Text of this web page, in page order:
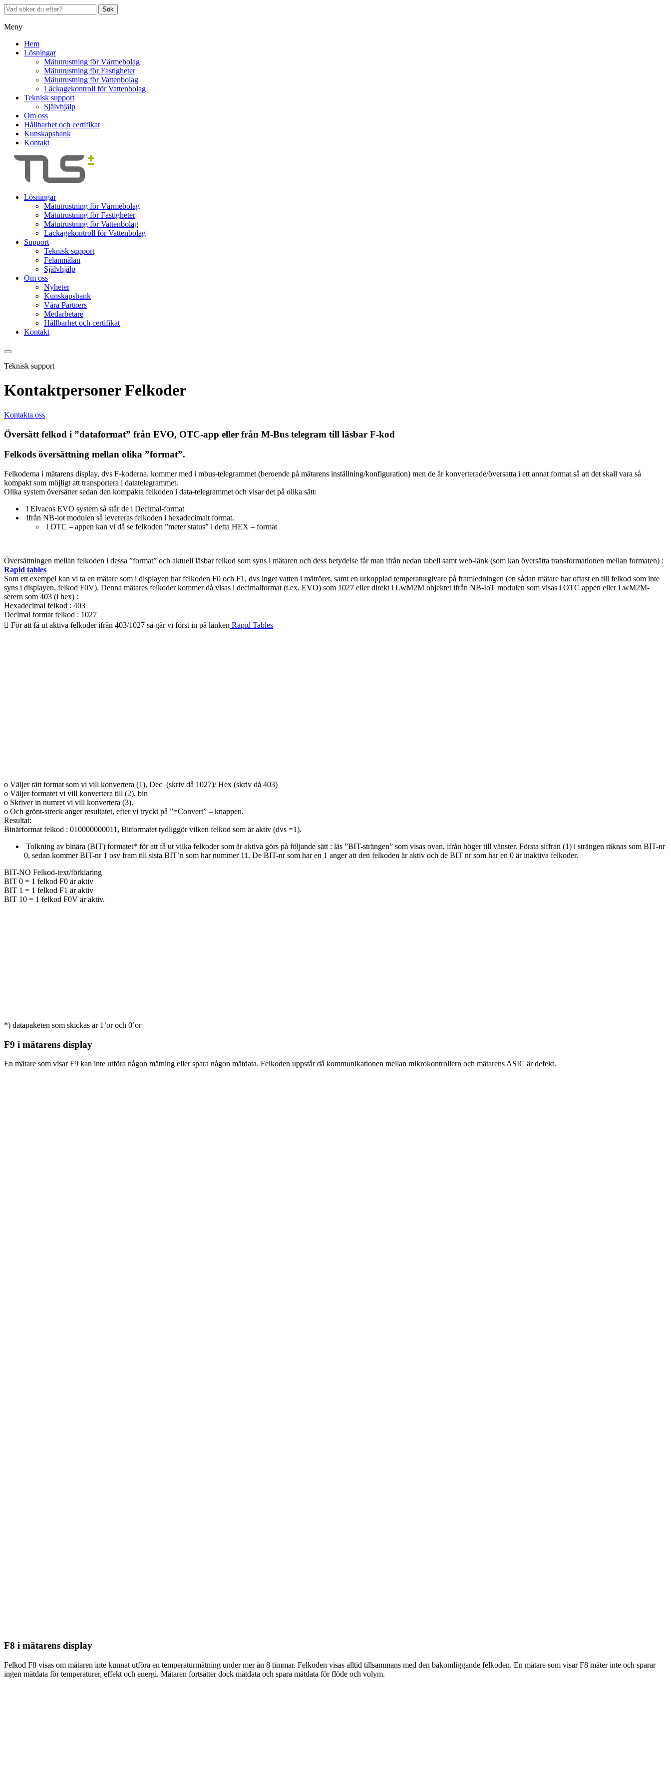
Sök
Meny
Hem
Lösningar
Mätutrustning för Värmebolag
Mätutrustning för Fastigheter
Mätutrustning för Vattenbolag
Läckagekontroll för Vattenbolag
Teknisk support
Självhjälp
Om oss
Hållbarhet och certifikat
Kunskapsbank
Kontakt
Lösningar
Mätutrustning för Värmebolag
Mätutrustning för Fastigheter
Mätutrustning för Vattenbolag
Läckagekontroll för Vattenbolag
Support
Teknisk support
Felanmälan
Självhjälp
Om oss
Nyheter
Kunskapsbank
Våra Partners
Medarbetare
Hållbarhet och certifikat
Kontakt
Teknisk support
Kontaktpersoner Felkoder
Kontakta oss
Översätt felkod i ”dataformat” från EVO, OTC-app eller från M-Bus telegram till läsbar F-kod
Felkods översättning mellan olika ”format”.
Felkoderna i mätarens display, dvs F-koderna, kommer med i mbus-telegrammet (beroende på mätarens inställning/konfiguration) men de är konverterade/översatta i ett annat format så att det skall vara så
kompakt som möjligt att transportera i datatelegrammet.
Olika system översätter sedan den kompakta felkoden i data-telegrammet och visar det på olika sätt:
I Elvacos EVO system så står de i Decimal-format
Ifrån NB-iot modulen så levereras felkoden i hexadecimalt format.
I OTC – appen kan vi då se felkoden ”meter status” i detta HEX – format
Översättningen mellan felkoden i dessa ”format” och aktuell läsbar felkod som syns i mätaren och dess betydelse får man ifrån nedan tabell samt web-länk (som kan översätta transformationen mellan formaten) :
Rapid tables
Som ett exempel kan vi ta en mätare som i displayen har felkoden F0 och F1, dvs inget vatten i mätröret, samt en urkopplad temperaturgivare på framledningen (en sådan mätare har oftast en till felkod som inte
syns i displayen, felkod F0V). Denna mätares felkoder kommer då visas i decimalformat (t.ex. EVO) som 1027 eller direkt i LwM2M objektet ifrån NB-IoT modulen som visas i OTC appen eller LwM2M-
serern som 403 (i hex) :
Hexadecimal felkod : 403
Decimal format felkod : 1027
 För att få ut aktiva felkoder ifrån 403/1027 så går vi först in på länken Rapid Tables
o Väljer rätt format som vi vill konvertera (1), Dec (skriv då 1027)/ Hex (skriv då 403)
o Väljer formatet vi vill konvertera till (2), bin
o Skriver in numret vi vill konvertera (3).
o Och grönt-streck anger resultatet, efter vi tryckt på ”=Convert” – knappen.
Resultat:
Binärformat felkod : 010000000011, Bitformatet tydliggör vilken felkod som är aktiv (dvs =1).
Tolkning av binära (BIT) formatet* för att få ut vilka felkoder som är aktiva görs på följande sätt : läs ”BIT-strängen” som visas ovan, ifrån höger till vänster. Första siffran (1) i strängen räknas som BIT-nr
0, sedan kommer BIT-nr 1 osv fram till sista BIT’n som har nummer 11. De BIT-nr som har en 1 anger att den felkoden är aktiv och de BIT nr som har en 0 är inaktiva felkoder.
BIT-NO Felkod-text/förklaring
BIT 0 = 1 felkod F0 är aktiv
BIT 1 = 1 felkod F1 är aktiv
BIT 10 = 1 felkod F0V är aktiv.
*) datapaketen som skickas är 1’or och 0’or
F9 i mätarens display
En mätare som visar F9 kan inte utföra någon mätning eller spara någon mätdata. Felkoden uppstår då kommunikationen mellan mikrokontrollern och mätarens ASIC är defekt.
F8 i mätarens display
Felkod F8 visas om mätaren inte kunnat utföra en temperaturmätning under mer än 8 timmar. Felkoden visas alltid tillsammans med den bakomliggande felkoden. En mätare som visar F8 mäter inte och sparar
ingen mätdata för temperaturer, effekt och energi. Mätaren fortsätter dock mätdata och spara mätdata för flöde och volym.